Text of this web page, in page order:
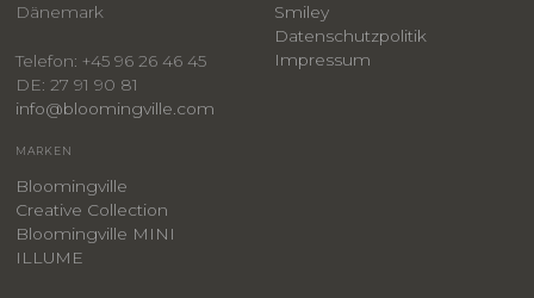
Dänemark
Telefon: +45 96 26 46 45
DE: 27 91 90 81
info@bloomingville.com
Smiley
​Datenschutzpolitik
Impressum
MARKEN
Bloomingville
Creative Collection
Bloomingville MINI
ILLUME